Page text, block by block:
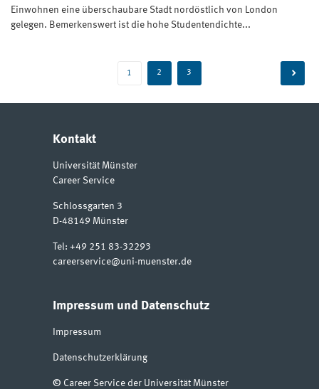
Einwohnen eine überschaubare Stadt nordöstlich von London
gelegen. Bemerkenswert ist die hohe Studentendichte...
Beitragsnavigation
1 2 3
Kontakt
Universität Münster
Career Service
Schlossgarten 3
D-48149 Münster
Tel: +49 251 83-32293
careerservice@uni-muenster.de
Impressum und Datenschutz
Impressum
Datenschutzerklärung
© Career Service der Universität Münster